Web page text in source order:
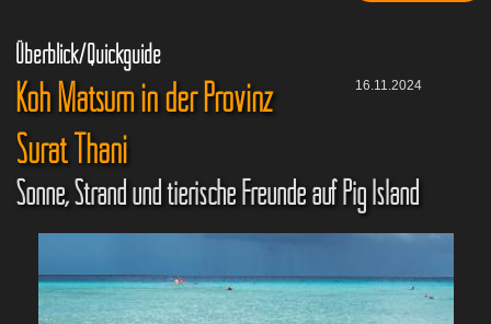
Überblick/Quickguide
16.11.2024
Koh Matsum in der Provinz
Surat Thani
Sonne, Strand und tierische Freunde auf Pig Island